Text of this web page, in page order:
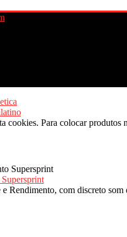
cookies. Para colocar
Rendimento, com discreto som